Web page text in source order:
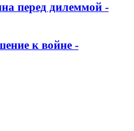
перед дилеммой -
к войне -